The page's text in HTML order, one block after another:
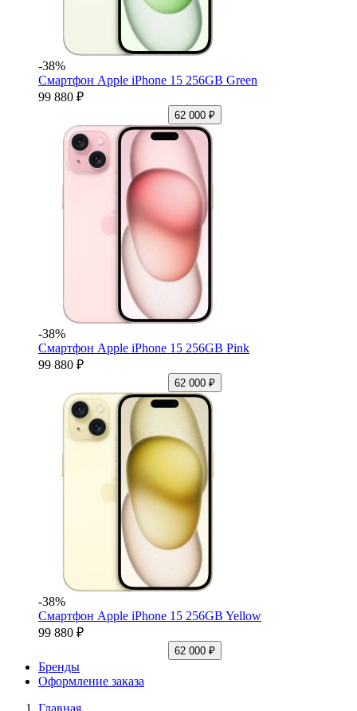
-38%
Смартфон Apple iPhone 15 256GB Green
99 880 ₽
62 000 ₽
-38%
Смартфон Apple iPhone 15 256GB Pink
99 880 ₽
62 000 ₽
-38%
Смартфон Apple iPhone 15 256GB Yellow
99 880 ₽
62 000 ₽
Бренды
Оформление заказа
Главная